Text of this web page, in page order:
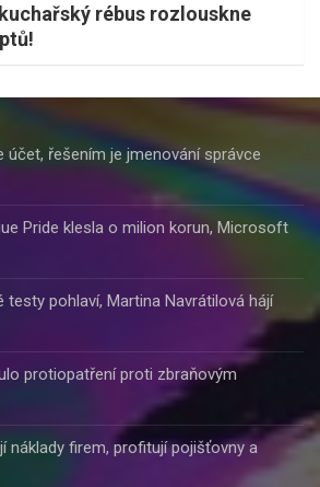
rébus rozlouskne
účet, řešením je jmenování správce
Pride klesla o milion korun, Microsoft
testy pohlaví, Martina Navrátilová hájí
protiopatření proti zbraňovým
náklady firem, profitují pojišťovny a